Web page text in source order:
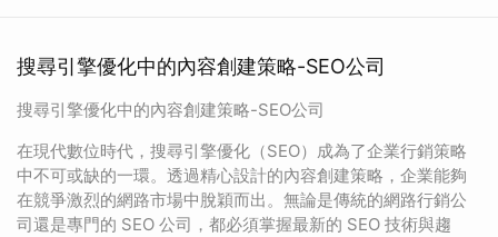
搜尋引擎優化中的內容創建策略-SEO公司
搜尋引擎優化中的內容創建策略-SEO公司
在現代數位時代，搜尋引擎優化（SEO）成為了企業行銷策略
中不可或缺的一環。透過精心設計的內容創建策略，企業能夠
在競爭激烈的網路市場中脫穎而出。無論是傳統的網路行銷公
司還是專門的 SEO 公司，都必須掌握最新的 SEO 技術與趨